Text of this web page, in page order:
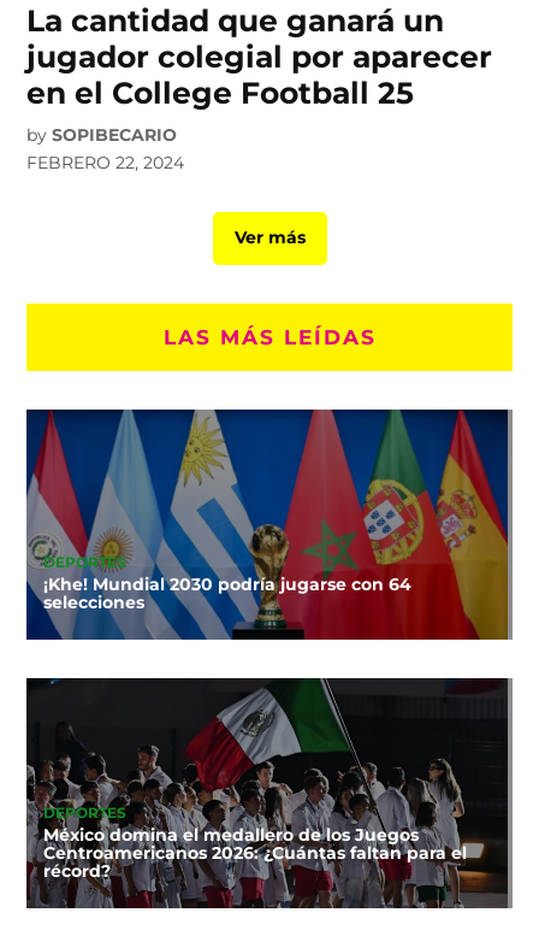
La cantidad que ganará un
jugador colegial por aparecer
en el College Football 25
by SOPIBECARIO
FEBRERO 22, 2024
Ver más
LAS MÁS LEÍDAS
DEPORTES
¡Khe! Mundial 2030 podría jugarse con 64
selecciones
DEPORTES
México domina el medallero de los Juegos
Centroamericanos 2026: ¿Cuántas faltan para el
récord?